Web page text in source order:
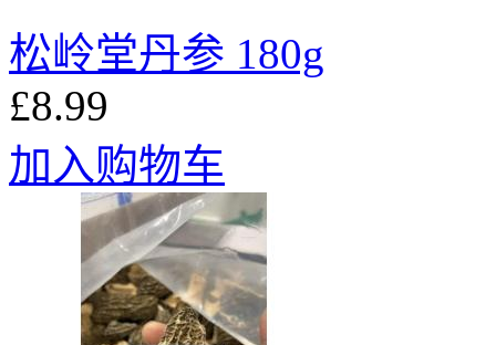
松岭堂丹参 180g
£8.99
加入购物车